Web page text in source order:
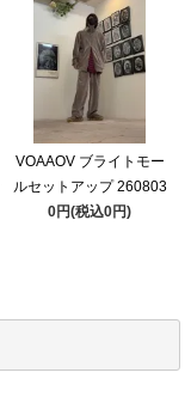
VOAAOV ブライトモー
ルセットアップ 260803
0円(税込0円)